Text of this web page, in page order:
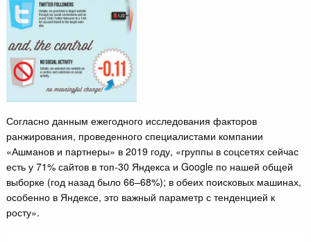
Согласно данным ежегодного исследования факторов
ранжирования, проведенного специалистами компании
«Ашманов и партнеры» в 2019 году, «группы в соцсетях сейчас
есть у 71% сайтов в топ-30 Яндекса и Google по нашей общей
выборке (год назад было 66–68%); в обеих поисковых машинах,
особенно в Яндексе, это важный параметр с тенденцией к
росту».